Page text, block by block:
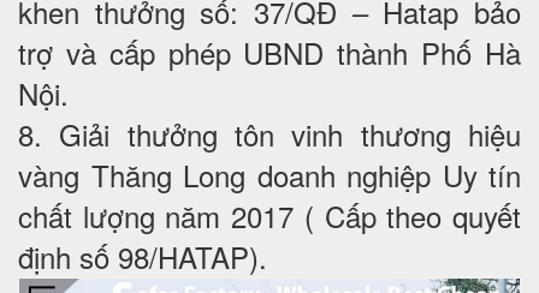
khen thưởng số: 37/QĐ – Hatap bảo
trợ và cấp phép UBND thành Phố Hà
Nội.
8. Giải thưởng tôn vinh thương hiệu
vàng Thăng Long doanh nghiệp Uy tín
chất lượng năm 2017 ( Cấp theo quyết
định số 98/HATAP).